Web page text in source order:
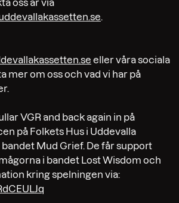
oss är via
.
eller våra sociala
mer om oss och vad vi har på
VGR and back again in på
på Folkets Hus i Uddevalla
Mud Grief. De får support
i bandet Lost Wisdom och
kring spelningen via: